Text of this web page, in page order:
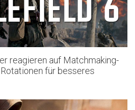
reagieren auf Matchmaking-
für besseres